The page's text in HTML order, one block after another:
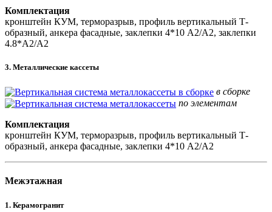
Комплектация
кронштейн КУМ, терморазрыв, профиль вертикальный Т-
образный, анкера фасадные, заклепки 4*10 А2/А2, заклепки
4.8*А2/А2
3. Металлические кассеты
в сборке
по элементам
Комплектация
кронштейн КУМ, терморазрыв, профиль вертикальный Т-
образный, анкера фасадные, заклепки 4*10 А2/А2
Межэтажная
1. Керамогранит